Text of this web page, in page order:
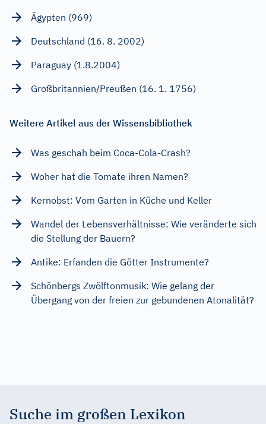
Ägypten (969)
Deutschland (16. 8. 2002)
Paraguay (1.8.2004)
Großbritannien/Preußen (16. 1. 1756)
Weitere Artikel aus der Wissensbibliothek
Was geschah beim Coca-Cola-Crash?
Woher hat die Tomate ihren Namen?
Kernobst: Vom Garten in Küche und Keller
Wandel der Lebensverhältnisse: Wie veränderte sich
die Stellung der Bauern?
Antike: Erfanden die Götter Instrumente?
Schönbergs Zwölftonmusik: Wie gelang der
Übergang von der freien zur gebundenen Atonalität?
Suche im großen Lexikon